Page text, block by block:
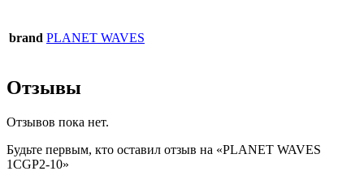
brand PLANET WAVES
Отзывы
Отзывов пока нет.
Будьте первым, кто оставил отзыв на «PLANET WAVES
1CGP2-10»